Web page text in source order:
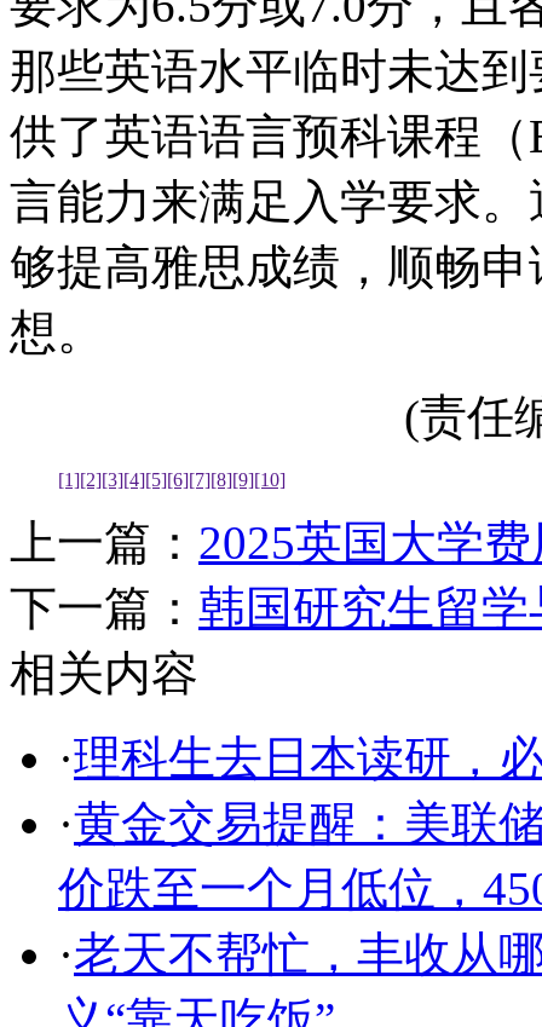
那些英语水平临时未达
供了英语语言预科课程
言能力来满足入学要求
够提高雅思成绩，顺畅
想。
(责任
[1][2][3][4][5][6][7][8][9][10]
上一篇： 2025英国大学
下一篇： 韩国研究生留
相关内容
·理科生去日本读研，
·黄金交易提醒：美联
价跌至一个月低位，
·老天不帮忙，丰收从